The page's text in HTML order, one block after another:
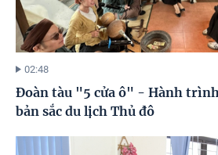
02:48
Đoàn tàu "5 cửa ô" - Hành
bản sắc du lịch Thủ đô